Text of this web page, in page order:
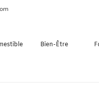
Bien-Être